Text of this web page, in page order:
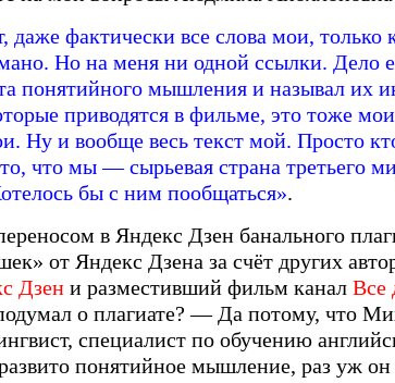
фактически все слова мои, только
Но на меня ни одной ссылки. Дело
понятийного мышления и называл их
приводятся в фильме, это тоже
Ну и вообще весь текст мой. Просто
что мы — сырьевая страна третьего
бы с ним пообщаться».
в Яндекс Дзен банального
от Яндекс Дзена за счёт других
Дзен и разместивший фильм каналВсе
о плагиате? — Да потому, что
специалист по обучению
понятийное мышление, раз уж он